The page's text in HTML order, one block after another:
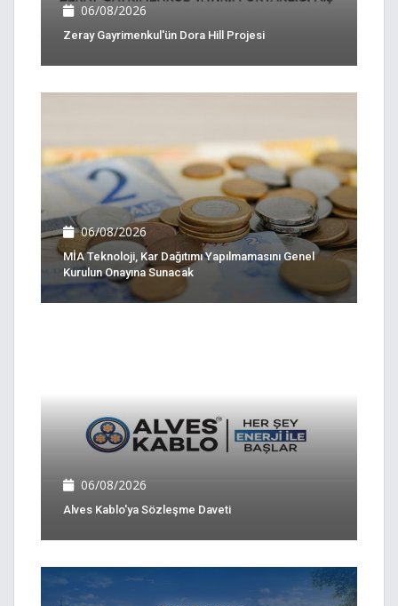
06/08/2026
Zeray Gayrimenkul'ün Dora Hill Projesi
06/08/2026
MİA Teknoloji, Kar Dağıtımı Yapılmamasını Genel
Kurulun Onayına Sunacak
06/08/2026
Alves Kablo'ya Sözleşme Daveti